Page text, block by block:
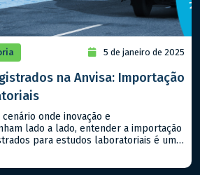
5 de janeiro de 2025
na Anvisa: Importação
onde inovação e
lado a lado, entender a importação
para estudos laboratoriais é um